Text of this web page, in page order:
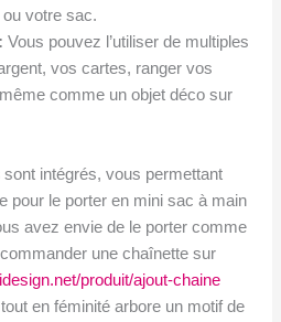
votre sac.
Vous pouvez l’utiliser de multiples
vos cartes, ranger vos
comme un objet déco sur
sont intégrés, vous permettant
pour le porter en mini sac à main
avez envie de le porter comme
une chaînette sur
produit/ajout-chaine
en féminité arbore un motif de